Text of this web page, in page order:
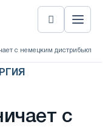
с немецким дистрибьютором
с